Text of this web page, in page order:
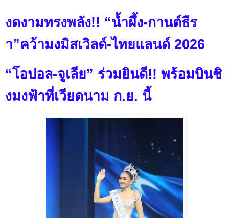
งดงามทรงพลัง!! “น้ำผึ้ง-กานต์ธีร
า”คว้ามงมิสเวิลด์-ไทยแลนด์ 2026
“โอปอล-จูเลีย” ร่วมยินดี!! พร้อมบินชิ
งมงฟ้าที่เวียดนาม ก.ย. นี้